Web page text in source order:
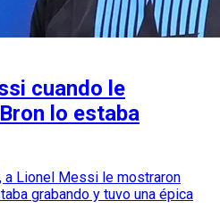
cuando le
lo estaba
a Lionel Messi le mostraron
grabando y tuvo una épica